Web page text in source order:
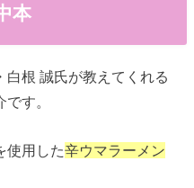
本
白根 誠氏が教えてくれる
す。
使用した辛ウマラーメン